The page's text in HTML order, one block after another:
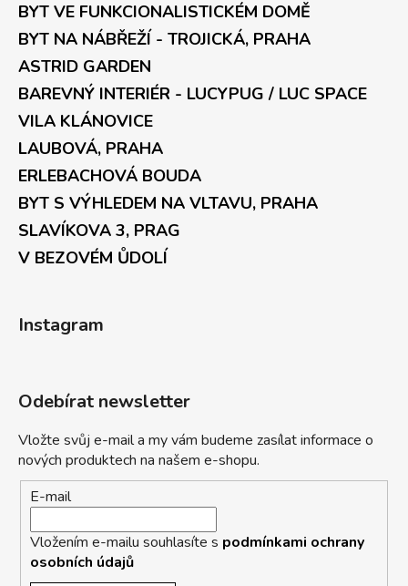
BYT VE FUNKCIONALISTICKÉM DOMĚ
BYT NA NÁBŘEŽÍ - TROJICKÁ, PRAHA
ASTRID GARDEN
BAREVNÝ INTERIÉR - LUCYPUG / LUC SPACE
VILA KLÁNOVICE
LAUBOVÁ, PRAHA
ERLEBACHOVÁ BOUDA
BYT S VÝHLEDEM NA VLTAVU, PRAHA
SLAVÍKOVA 3, PRAG
V BEZOVÉM ŮDOLÍ
Instagram
Odebírat newsletter
Vložte svůj e-mail a my vám budeme zasílat informace o
nových produktech na našem e-shopu.
E-mail
Vložením e-mailu souhlasíte s podmínkami ochrany
osobních údajů